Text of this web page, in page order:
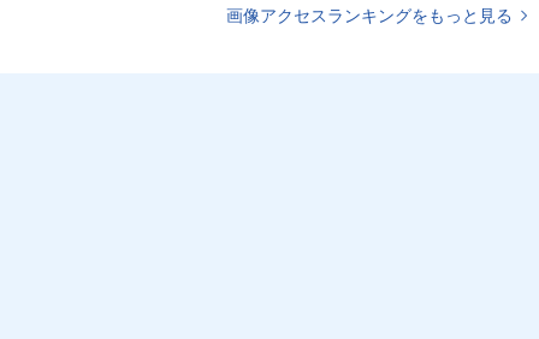
画像アクセスランキングをもっと見る